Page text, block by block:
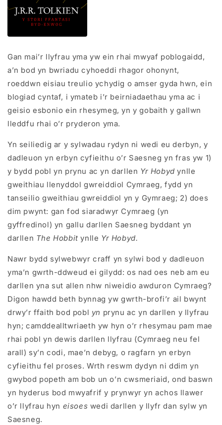
Gan mai’r llyfrau yma yw ein rhai mwyaf poblogaidd,
a’n bod yn bwriadu cyhoeddi rhagor ohonynt,
roeddwn eisiau treulio ychydig o amser gyda hwn, ein
blogiad cyntaf, i ymateb i’r beirniadaethau yma ac i
geisio esbonio ein rhesymeg, yn y gobaith y gallwn
lleddfu rhai o’r pryderon yma.
Yn seiliedig ar y sylwadau rydyn ni wedi eu derbyn, y
dadleuon yn erbyn cyfieithu o’r Saesneg yn fras yw 1)
y bydd pobl yn prynu ac yn darllen Yr Hobydynlle
gweithiau llenyddol gwreiddiol Cymraeg, fydd yn
tanseilio gweithiau gwreiddiol yn y Gymraeg; 2) does
dim pwynt: gan fod siaradwyr Cymraeg (yn
gyffredinol) yn gallu darllen Saesneg byddant yn
darllen The Hobbitynlle Yr Hobyd.
Nawr bydd sylwebwyr craff yn sylwi bod y dadleuon
yma’n gwrth-ddweud ei gilydd: os nad oes neb am eu
darllen yna sut allen nhw niweidio awduron Cymraeg?
Digon hawdd beth bynnag yw gwrth-brofi’r ail bwynt
drwy’r ffaith bod pobl yn prynu ac yn darllen y llyfrau
hyn; camddealltwriaeth yw hyn o’r rhesymau pam mae
rhai pobl yn dewis darllen llyfrau (Cymraeg neu fel
arall) sy’n codi, mae’n debyg, o ragfarn yn erbyn
cyfieithu fel proses. Wrth reswm dydyn ni ddim yn
gwybod popeth am bob un o’n cwsmeriaid, ond baswn
yn hyderus bod mwyafrif y prynwyr yn achos llawer
o’r llyfrau hyn eisoes wedi darllen y llyfr dan sylw yn
Saesneg.